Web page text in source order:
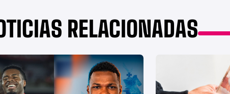
RELACIONADAS